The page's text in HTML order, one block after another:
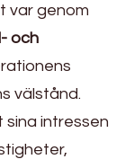
var genom
och
välstånd.
sina intressen